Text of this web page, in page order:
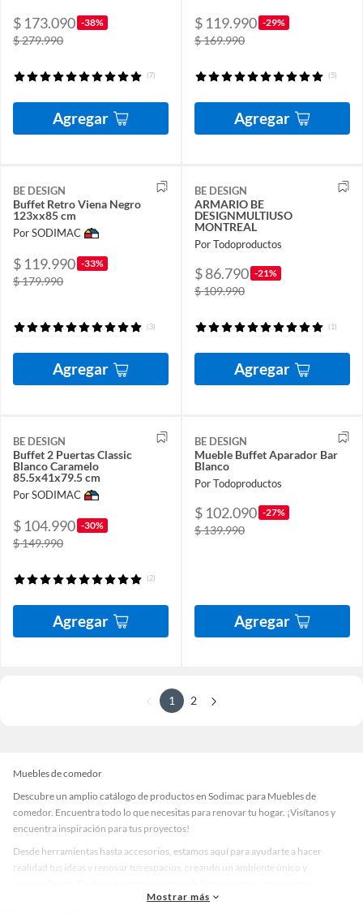
$ 173.090 -38%
$ 279.990
(7)
Agregar
$ 119.990 -29%
$ 169.990
(5)
Agregar
BE DESIGN
Buffet Retro Viena Negro
123xx85 cm
Por SODIMAC
$ 119.990 -33%
$ 179.990
(3)
Agregar
BE DESIGN
ARMARIO BE
DESIGNMULTIUSO
MONTREAL
Por Todoproductos
$ 86.790 -21%
$ 109.990
(1)
Agregar
BE DESIGN
Buffet 2 Puertas Classic
Blanco Caramelo
85.5x41x79.5 cm
Por SODIMAC
$ 104.990 -30%
$ 149.990
(2)
Agregar
BE DESIGN
Mueble Buffet Aparador Bar
Blanco
Por Todoproductos
$ 102.090 -27%
$ 139.990
Agregar
1 2
Muebles de comedor
Descubre un amplio catálogo de productos en Sodimac para Muebles de
comedor. Encuentra todo lo que necesitas para renovar tu hogar. ¡Visítanos y
encuentra inspiración para tus proyectos!
Desde herramientas hasta accesorios, estamos aquí para ayudarte a hacer
realidad tus ideas y renovar tus espacios, creando un ambiente único y
accesorios de calidad que te ayudarán a crear un espacio más tú.
Mostrar más